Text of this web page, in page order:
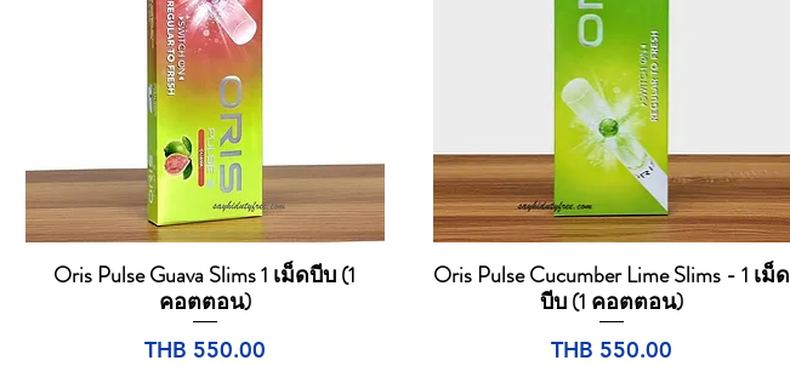
Quick View
Oris Pulse Guava Slims 1 เม็ดบีบ (1
คอตตอน)
Price
THB 550.00
Quick View
Oris Pulse Cucumber Lime Slims - 1 เม็ด
บีบ (1 คอตตอน)
Price
THB 550.00